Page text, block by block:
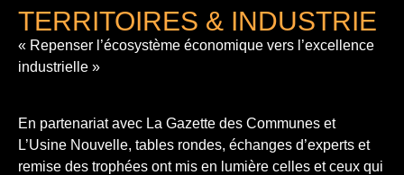
TERRITOIRES & INDUSTRIE
« Repenser l’écosystème économique vers l’excellence
industrielle »
En partenariat avec La Gazette des Communes et
L’Usine Nouvelle, tables rondes, échanges d’experts et
remise des trophées ont mis en lumière celles et ceux qui